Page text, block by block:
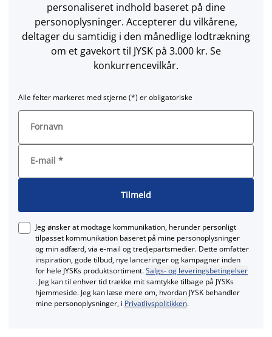
personaliseret indhold baseret på dine
personoplysninger. Accepterer du vilkårene,
deltager du samtidig i den månedlige lodtrækning
om et gavekort til JYSK på 3.000 kr. Se
konkurrencevilkår.
Alle felter markeret med stjerne (*) er obligatoriske
Fornavn
E-mail *
Tilmeld
Jeg ønsker at modtage kommunikation, herunder personligt
tilpasset kommunikation baseret på mine personoplysninger
og min adfærd, via e‑mail og tredjepartsmedier. Dette omfatter
inspiration, gode tilbud, nye lanceringer og kampagner inden
for hele JYSKs produktsortiment.Salgs- og leveringsbetingelser
. Jeg kan til enhver tid trække mit samtykke tilbage på JYSKs
hjemmeside. Jeg kan læse mere om, hvordan JYSK behandler
mine personoplysninger, i Privatlivspolitikken.